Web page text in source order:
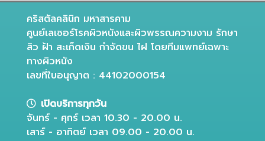
คริสตัลคลินิก มหาสารคาม
ศูนย์เลเซอร์โรคผิวหนังและผิวพรรณความงาม รักษา
สิว ฝ้า สะเก็ดเงิน กำจัดขน ไฝ โดยทีมแพทย์เฉพาะ
ทางผิวหนัง
เลขที่ใบอนุญาต : 44102000154
เปิดบริการทุกวัน
จันทร์ - ศุกร์ เวลา 10.30 - 20.00 น.
เสาร์ - อาทิตย์ เวลา 09.00 - 20.00 น.